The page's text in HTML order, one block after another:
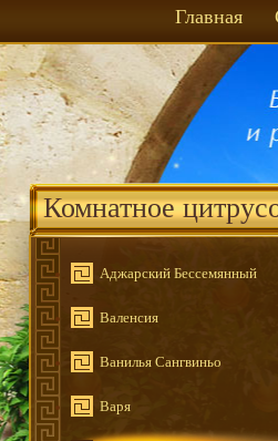
Главная
Комнатное
Аджарский Бессемянный
Валенсия
Ванилья Сангвиньо
Варя